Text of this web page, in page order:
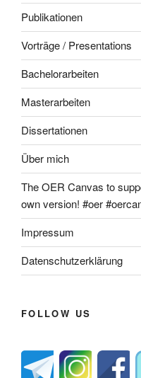
Publikationen
Vorträge / Presentations
Bachelorarbeiten
Masterarbeiten
Dissertationen
Über mich
The OER Canvas to
own version! #oer
Impressum
Datenschutzerklärung
FOLLOW US